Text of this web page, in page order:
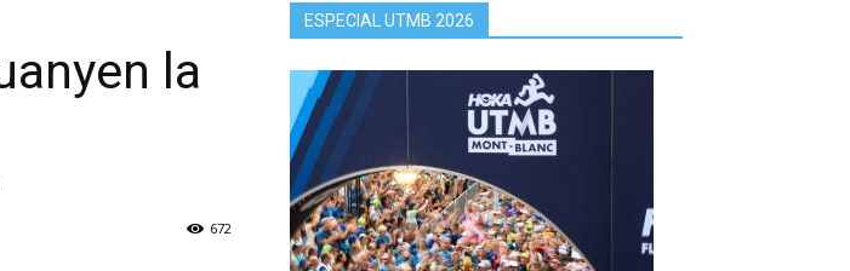
la
672
ESPECIAL UTMB 2026